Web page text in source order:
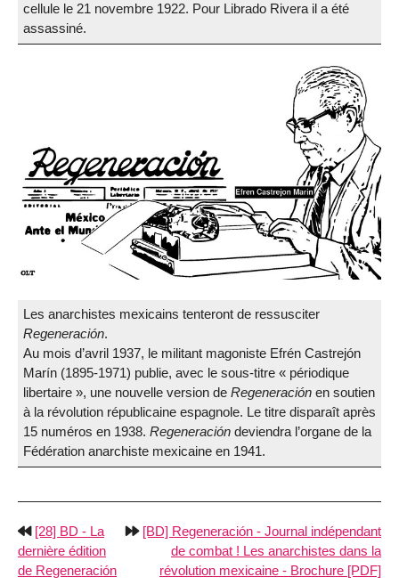
cellule le 21 novembre 1922. Pour Librado Rivera il a été
assassiné.
Les anarchistes mexicains tenteront de ressusciter
Regeneración.
Au mois d’avril 1937, le militant magoniste Efrén Castrejón
Marín (1895-1971) publie, avec le sous-titre « périodique
libertaire », une nouvelle version de Regeneración en soutien
à la révolution républicaine espagnole. Le titre disparaît après
15 numéros en 1938. Regeneración deviendra l’organe de la
Fédération anarchiste mexicaine en 1941.
[28] BD - La
dernière édition
de Regeneración
[BD] Regeneración - Journal indépendant
de combat ! Les anarchistes dans la
révolution mexicaine - Brochure [PDF]